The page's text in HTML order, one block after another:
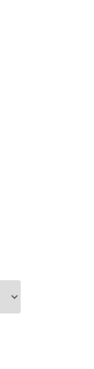
que eles
da